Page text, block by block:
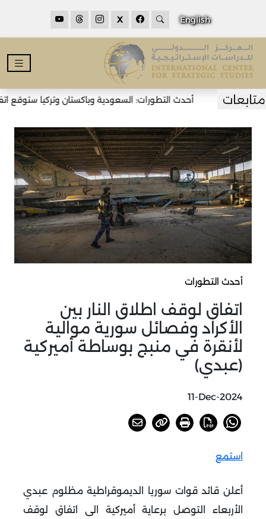
English
X
أحدث التطورات: السعودية وباكستان وتركيا ستوقع
أحدث التطورات
اتفاق لوقف اطلاق النار بين
الأكراد وفصائل سورية موالية
لأنقرة في منبج بوساطة أميركية
(عبدي)
11-Dec-2024
استمع
أعلن قائد قوات سوريا الديموقراطية مظلوم عبدي
الأربعاء التوصل برعاية أميركية الى اتفاق لوقف